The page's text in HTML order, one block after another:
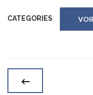
CATEGORIES